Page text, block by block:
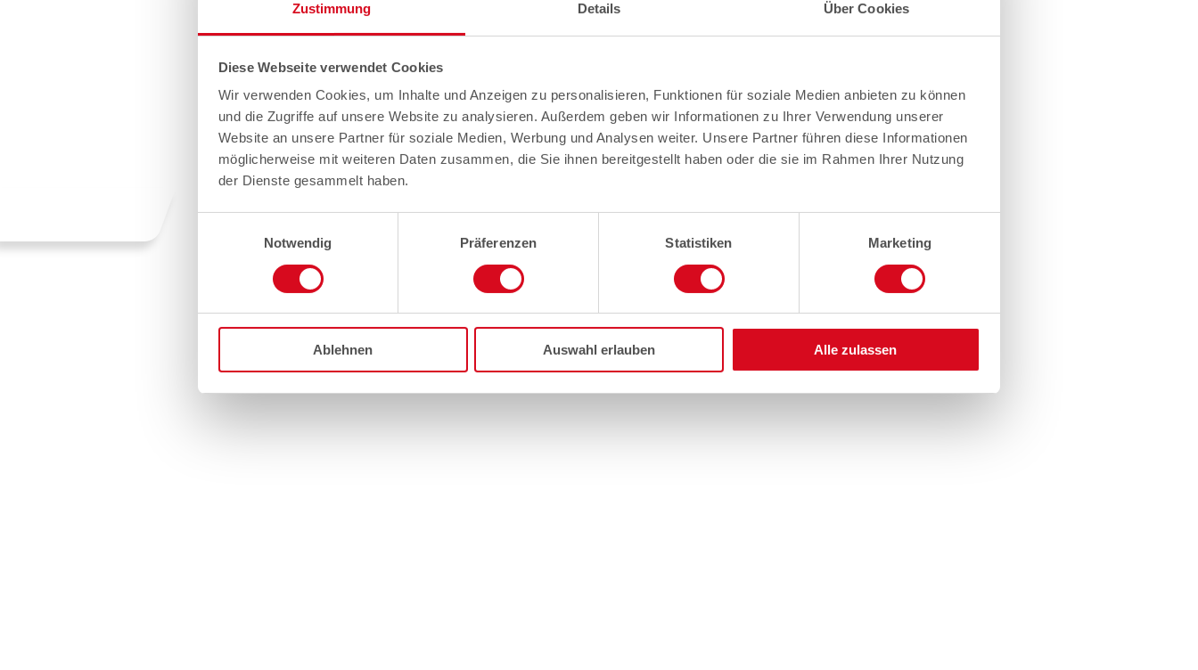
Zustimmung Details Über Cookies
Diese Webseite verwendet Cookies
Wir verwenden Cookies, um Inhalte und Anzeigen zu personalisieren, Funktionen für soziale Medien anbieten zu können
und die Zugriffe auf unsere Website zu analysieren. Außerdem geben wir Informationen zu Ihrer Verwendung unserer
Website an unsere Partner für soziale Medien, Werbung und Analysen weiter. Unsere Partner führen diese Informationen
möglicherweise mit weiteren Daten zusammen, die Sie ihnen bereitgestellt haben oder die sie im Rahmen Ihrer Nutzung
der Dienste gesammelt haben.
Notwendig
Präferenzen Statistiken Marketing
Ablehnen Auswahl erlauben Alle zulassen